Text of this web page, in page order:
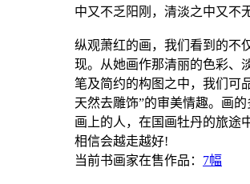
中又不乏阳刚，清淡之中又不
纵观萧红的画，我们看到的不
现。从她画作那清丽的色彩、
笔及简约的构图之中，我们可
天然去雕饰”的审美情趣。画
画上的人，在国画牡丹的旅途
相信会越走越好!
当前书画家在售作品： 7幅